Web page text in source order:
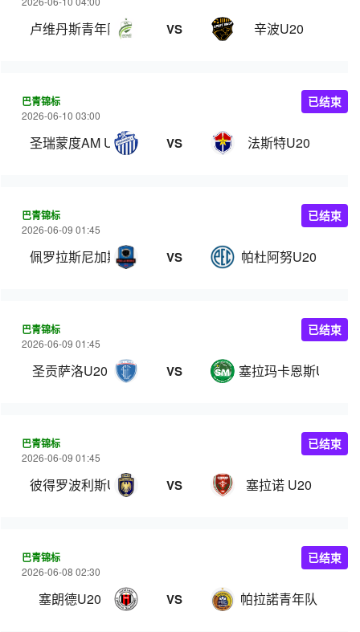
卢维丹斯青年队 VS 辛波U20
巴青锦标
2026-06-10 03:00
圣瑞蒙度AM U20 VS 法斯特U20
已结束
巴青锦标
2026-06-09 01:45
佩罗拉斯尼加斯U20 VS 帕杜阿努U20
已结束
巴青锦标
2026-06-09 01:45
圣贡萨洛U20 VS 塞拉玛卡恩斯U20
已结束
巴青锦标
2026-06-09 01:45
彼得罗波利斯U20 VS 塞拉诺 U20
已结束
巴青锦标
2026-06-08 02:30
塞朗德U20 VS 帕拉諾青年队
已结束